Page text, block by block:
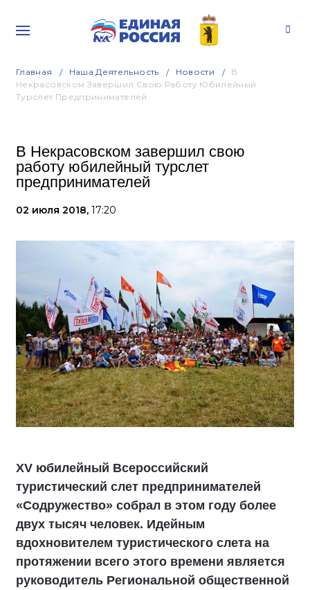
Главная Наша Деятельность Новости
В
Некрасовском Завершил Свою Работу Юбилейный
Турслет Предпринимателей
В Некрасовском завершил свою
работу юбилейный турслет
предпринимателей
02 июля 2018, 17:20
XV юбилейный Всероссийский
туристический слет предпринимателей
«Содружество» собрал в этом году более
двух тысяч человек. Идейным
вдохновителем туристического слета на
протяжении всего этого времени является
руководитель Региональной общественной